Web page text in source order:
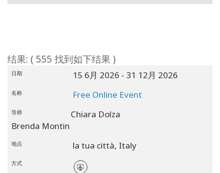
More
系
搜
结果: ( 555 找到如下结果 )
日期 15 6月 2026 - 31 12月 2026
名称 Free Online Event
导师
Chiara Dolza
Brenda Montin
地点 la tua città, Italy
方式